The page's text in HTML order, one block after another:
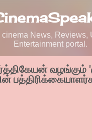
Skip to main content
cinema News, Reviews,
Entertainment portal.
வழங்கும்